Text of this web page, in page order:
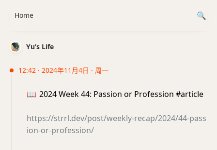
Yu’s Life
12:42 · 2024年11月4日 · 周一
📖 2024 Week 44: Passion or Profession #article
https://strrl.dev/post/weekly-recap/2024/44-pass
ion-or-profession/
Home